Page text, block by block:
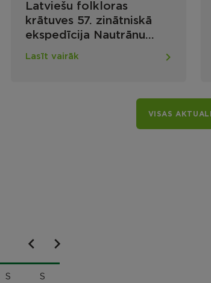
Latviešu folkloras
krātuves 57. zinātniskā
ekspedīcija Nautrānu
kultūrtelpā: meklējumi un
Lasīt vairāk
VISAS
S S